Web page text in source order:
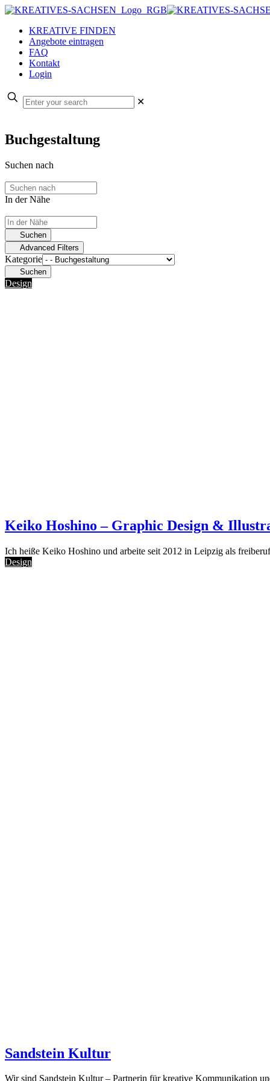
KREATIVE FINDEN
Angebote eintragen
FAQ
Kontakt
Login
✕
Buchgestaltung
Suchen nach
In der Nähe
Suchen
Advanced Filters
Kategorie
Suchen
Design
Keiko Hoshino – Graphic Design &
Ich heiße Keiko Hoshino und arbeite seit 2012 in Leipzig als
Design
Sandstein Kultur
Wir sind Sandstein Kultur – Partnerin für kreative Kommunikation